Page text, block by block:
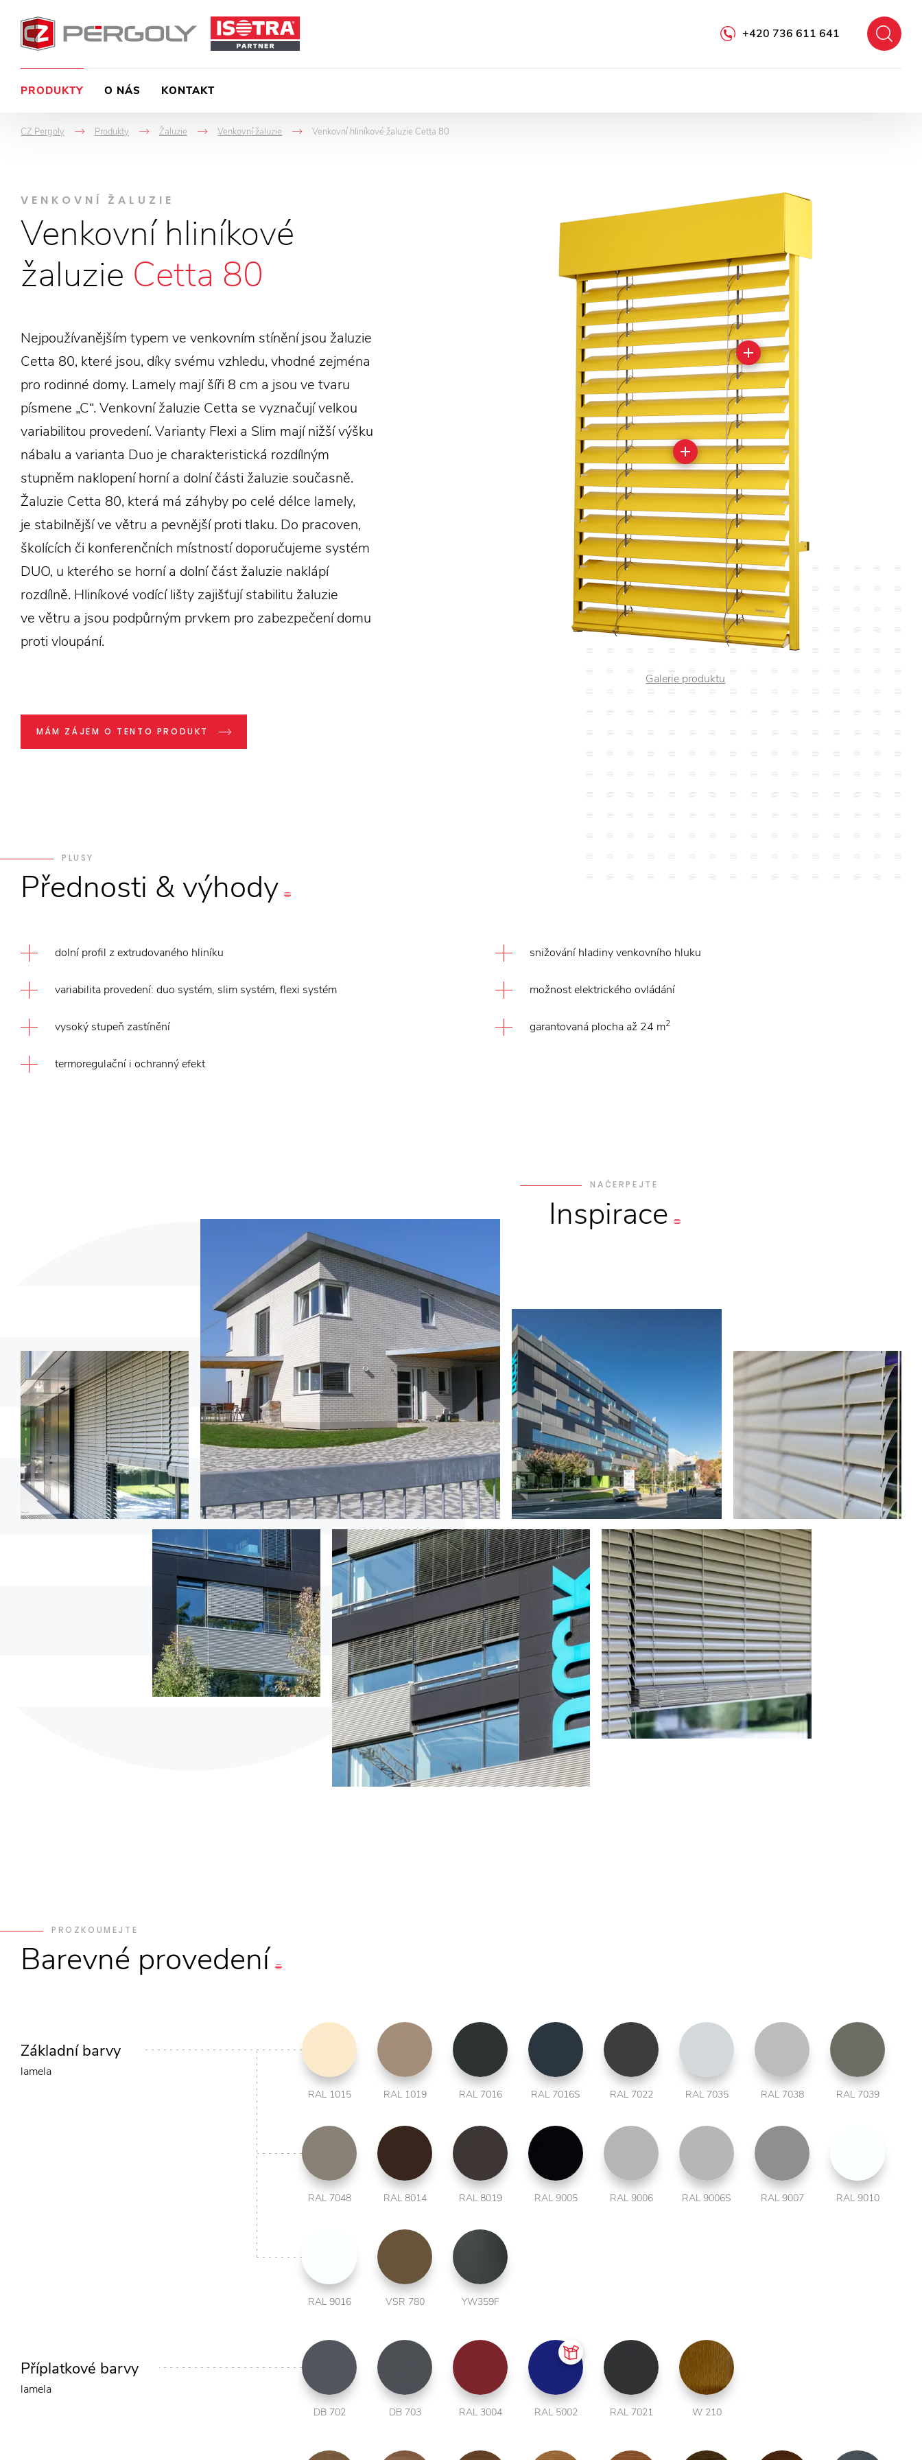
+420 736 611 641
PRODUKTY O NÁS KONTAKT
CZ Pergoly
->
Produkty
->
Žaluzie
->
Venkovní žaluzie Venkovní hliníkové žaluzie Cetta 80
VENKOVNÍ ŽALUZIE
Venkovní hliníkové
žaluzie Cetta 80
Galerie produktu
Nejpoužívanějším typem ve venkovním stínění jsou žaluzie
Cetta 80, které jsou, díky svému vzhledu, vhodné zejména
pro rodinné domy. Lamely mají šíři 8 cm a jsou ve tvaru
písmene „C“. Venkovní žaluzie Cetta se vyznačují velkou
variabilitou provedení. Varianty Flexi a Slim mají nižší výšku
nábalu a varianta Duo je charakteristická rozdílným
stupněm naklopení horní a dolní části žaluzie současně.
Žaluzie Cetta 80, která má záhyby po celé délce lamely,
je stabilnější ve větru a pevnější proti tlaku. Do pracoven,
školících či konferenčních místností doporučujeme systém
DUO, u kterého se horní a dolní část žaluzie naklápí
rozdílně. Hliníkové vodící lišty zajišťují stabilitu žaluzie
ve větru a jsou podpůrným prvkem pro zabezpečení domu
proti vloupání.
MÁM ZÁJEM O TENTO PRODUKT
PLUSY
Přednosti &výhody
dolní profil z extrudovaného hliníku
variabilita provedení: duo systém, slim systém, flexi systém
vysoký stupeň zastínění
termoregulační i ochranný efekt
snižování hladiny venkovního hluku
možnost elektrického ovládání
garantovaná plocha až 24 m2
NAČERPEJTE
Inspirace
PROZKOUMEJTE
Barevné provedení
Základní barvy
lamela
RAL 1015 RAL 1019 RAL 7016 RAL 7016S RAL 7022 RAL 7035 RAL 7038 RAL 7039
RAL 7048 RAL 8014 RAL 8019 RAL 9005 RAL 9006 RAL 9006S RAL 9007 RAL 9010
RAL 9016 VSR 780 YW359F
Příplatkové barvy
lamela
DB 702 DB 703 RAL 3004 RAL 5002 RAL 7021 W 210